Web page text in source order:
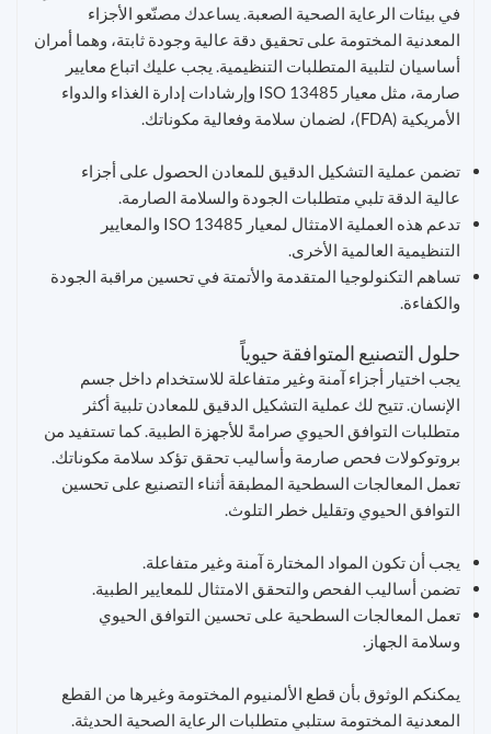
في بيئات الرعاية الصحية الصعبة. يساعدك مصنّعو الأجزاء
المعدنية المختومة على تحقيق دقة عالية وجودة ثابتة، وهما أمران
أساسيان لتلبية المتطلبات التنظيمية. يجب عليك اتباع معايير
صارمة، مثل معيار ISO 13485 وإرشادات إدارة الغذاء والدواء
الأمريكية (FDA)، لضمان سلامة وفعالية مكوناتك.
تضمن عملية التشكيل الدقيق للمعادن الحصول على أجزاء
عالية الدقة تلبي متطلبات الجودة والسلامة الصارمة.
تدعم هذه العملية الامتثال لمعيار ISO 13485 والمعايير
التنظيمية العالمية الأخرى.
تساهم التكنولوجيا المتقدمة والأتمتة في تحسين مراقبة الجودة
والكفاءة.
حلول التصنيع المتوافقة حيوياً
يجب اختيار أجزاء آمنة وغير متفاعلة للاستخدام داخل جسم
الإنسان. تتيح لك عملية التشكيل الدقيق للمعادن تلبية أكثر
متطلبات التوافق الحيوي صرامةً للأجهزة الطبية. كما تستفيد من
بروتوكولات فحص صارمة وأساليب تحقق تؤكد سلامة مكوناتك.
تعمل المعالجات السطحية المطبقة أثناء التصنيع على تحسين
التوافق الحيوي وتقليل خطر التلوث.
يجب أن تكون المواد المختارة آمنة وغير متفاعلة.
تضمن أساليب الفحص والتحقق الامتثال للمعايير الطبية.
تعمل المعالجات السطحية على تحسين التوافق الحيوي
وسلامة الجهاز.
يمكنكم الوثوق بأن قطع الألمنيوم المختومة وغيرها من القطع
المعدنية المختومة ستلبي متطلبات الرعاية الصحية الحديثة.